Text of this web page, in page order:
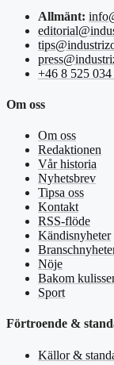
Allmänt:
+46 8 525 034
Om oss
Om oss
Redaktionen
Vår historia
Nyhetsbrev
Tipsa oss
Kontakt
RSS-flöde
Kändisnyheter
Nöje
Bakom
Sport
Förtroende &
Källor &